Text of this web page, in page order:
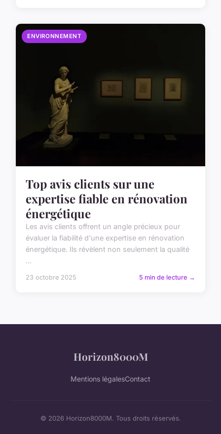
ENVIRONNEMENT
Top avis clients sur une
expertise fiable en rénovation
énergétique
Les avis clients offrent un angle précieux pour
évaluer la fiabilité d'une expertise en rénovation
énergétique. Ils révèlent non seulement la qualité
...
23 octobre 2025 5 min de lecture →
Horizon8000M
Mentions légalesContact
© 2026 Horizon8000M. Tous droits réservés.